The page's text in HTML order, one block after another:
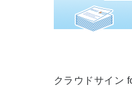
クラウドサイン